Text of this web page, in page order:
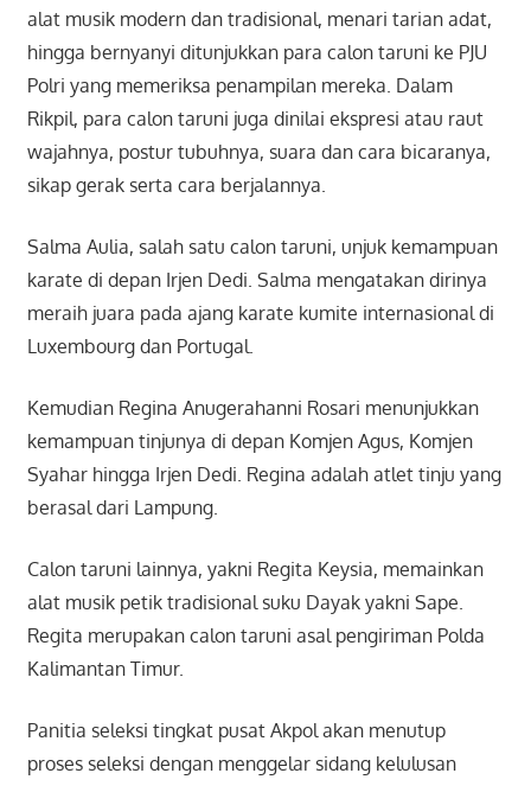
alat musik modern dan tradisional, menari tarian adat,
hingga bernyanyi ditunjukkan para calon taruni ke PJU
Polri yang memeriksa penampilan mereka. Dalam
Rikpil, para calon taruni juga dinilai ekspresi atau raut
wajahnya, postur tubuhnya, suara dan cara bicaranya,
sikap gerak serta cara berjalannya.
Salma Aulia, salah satu calon taruni, unjuk kemampuan
karate di depan Irjen Dedi. Salma mengatakan dirinya
meraih juara pada ajang karate kumite internasional di
Luxembourg dan Portugal.
Kemudian Regina Anugerahanni Rosari menunjukkan
kemampuan tinjunya di depan Komjen Agus, Komjen
Syahar hingga Irjen Dedi. Regina adalah atlet tinju yang
berasal dari Lampung.
Calon taruni lainnya, yakni Regita Keysia, memainkan
alat musik petik tradisional suku Dayak yakni Sape.
Regita merupakan calon taruni asal pengiriman Polda
Kalimantan Timur.
Panitia seleksi tingkat pusat Akpol akan menutup
proses seleksi dengan menggelar sidang kelulusan